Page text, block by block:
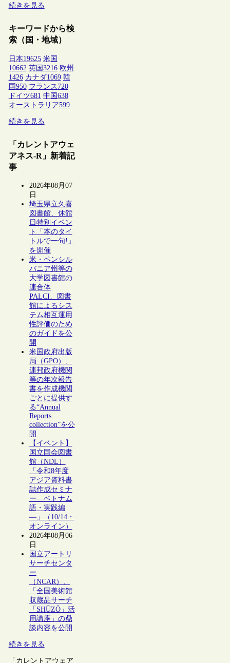
続きを見る
キーワードから検
索（国・地域）
日本19625 米国
10662 英国 3216 欧州
1426 カナダ1069 韓
国 950 フランス 720
ドイツ681 中国 638
オーストラリア599
続きを見る
「カレントアウェ
アネス-R」新着記
事
2026年08月07
日
埼玉県立久喜
図書館、休館
日特別イベン
ト「本のタイ
トルで一句!」
を開催
米・ペンシル
バニア州等の
大学図書館の
連合体
PALCI、図書
館によるシス
テム相互運用
性評価のため
のガイドを公
開
米国政府出版
局（GPO）、
連邦政府機関
等の年次報告
書を作成機関
ごとに提供す
る“Annual
Reports
collection”を公
開
【イベント】
国立国会図書
館（NDL）
「令和8年度
アジア資料書
誌作成セミナ
ー―ベトナム
語・実践編
―」（10/14・
オンライン）
2026年08月06
日
国立アートリ
サーチセンタ
ー
（NCAR）、
「全国美術館
収蔵品サーチ
「SHŪZŌ」活
用講座」の鼎
談内容を公開
続きを見る
「カレントアウェア